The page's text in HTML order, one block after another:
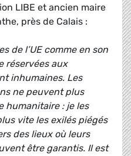
LIBE et ancien maire
près de Calais :
de l’UE comme en son
réservées aux
inhumaines. Les
ne peuvent plus
humanitaire : je les
vite les exilés piégés
des lieux où leurs
être garantis. Il est